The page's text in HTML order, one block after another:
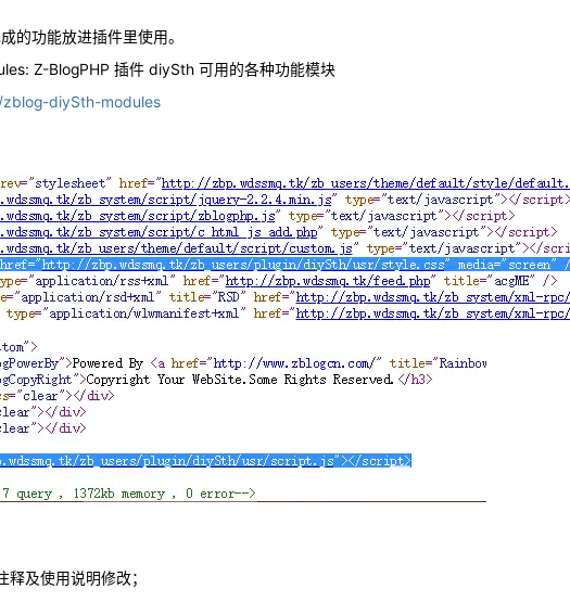
的功能放进插件里使用。
Z-BlogPHP 插件 diySth 可用的各种功能模块
diySth-modules
及使用说明修改；